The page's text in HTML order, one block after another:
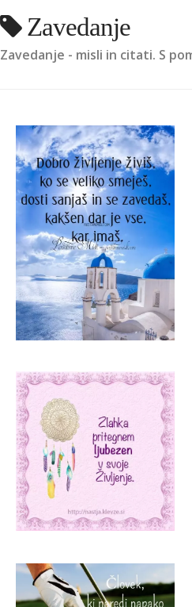
Zavedanje
Zavedanje - misli in citati. S